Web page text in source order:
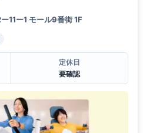
11ー1 モール9番街 1F
定休日
要確認